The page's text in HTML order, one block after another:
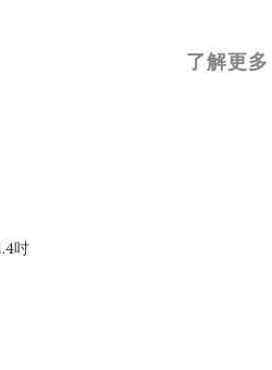
了解更多
吋